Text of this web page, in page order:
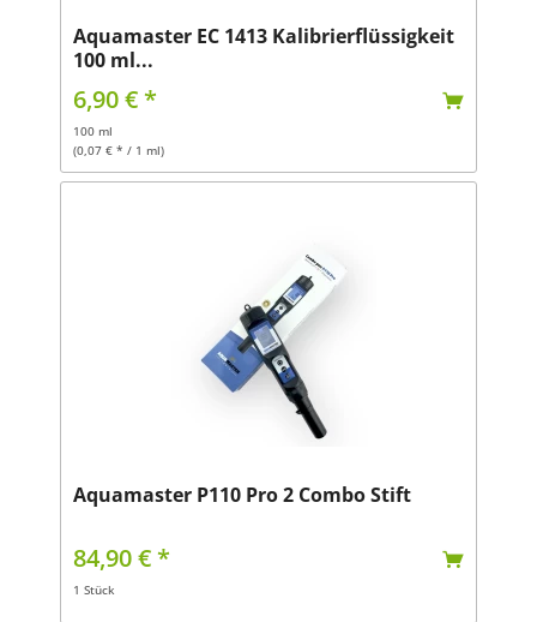
Aquamaster EC 1413 Kalibrierflüssigkeit
100 ml...
6,90 € *
100 ml
(0,07 € * / 1 ml)
Aquamaster P110 Pro 2 Combo Stift
84,90 € *
1 Stück